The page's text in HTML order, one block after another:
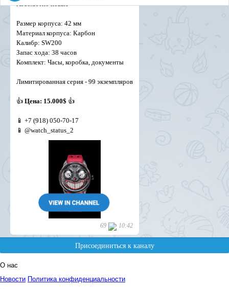
О нас
Новости Политика конфиденциальности